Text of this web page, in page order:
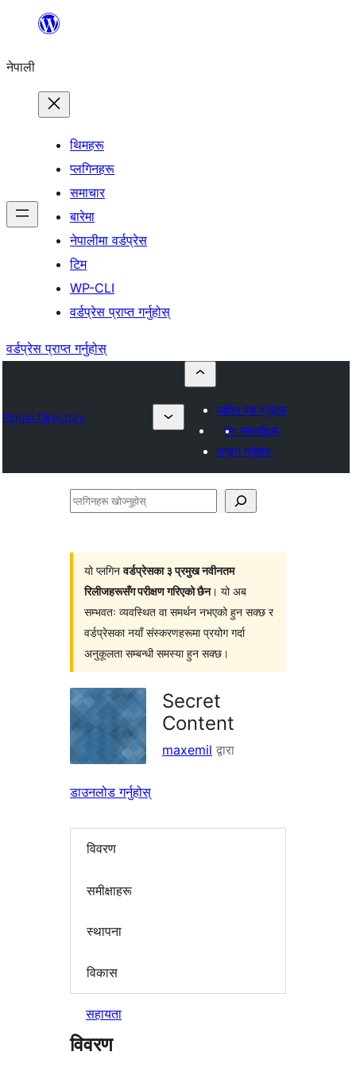
सामग्रीमा
नेपाली
थिमहरू
प्लगिनहरू
समाचार
बारेमा
नेपालीमा वर्डप्रेस
टिम
WP-CLI
वर्डप्रेस प्राप्त गर्नुहोस्
वर्डप्रेस प्राप्त गर्नुहोस्
Plugin Directory
प्लगिन पेस गर्नुहोस्
मेरा मनपर्दोहरू
लगइन गर्नुहोस्
प्लगिनहरू
यो प्लगिनवर्डप्रेसका ३ प्रमुख नवीनतम
रिलीजहरूसँग परीक्षण गरिएको छैन। यो अब
सम्भवतः व्यवस्थित वा समर्थन नभएको हुन सक्छ र
वर्डप्रेसका नयाँ संस्करणहरूमा प्रयोग गर्दा
अनुकूलता सम्बन्धी समस्या हुन सक्छ।
Secret
Content
maxemil द्वारा
डाउनलोड गर्नुहोस्
विवरण
समीक्षाहरू
स्थापना
विकास
सहायता
विवरण